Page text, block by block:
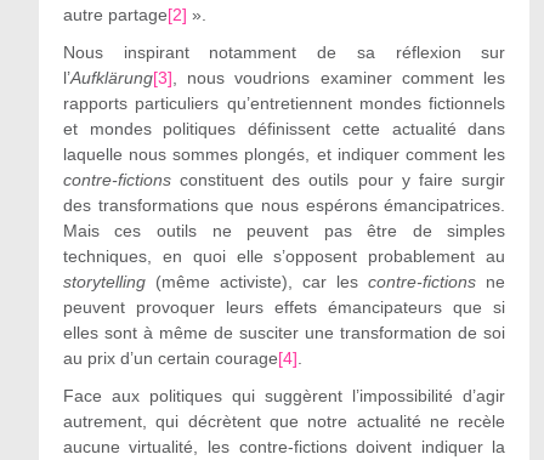
autre partage[2] ».
Nous inspirant notamment de sa réflexion sur
l’Aufklärung[3] , nous voudrions examiner comment les
rapports particuliers qu’entretiennent mondes fictionnels
et mondes politiques définissent cette actualité dans
laquelle nous sommes plongés, et indiquer comment les
contre-fictionsconstituent des outils pour y faire surgir
des transformations que nous espérons émancipatrices.
Mais ces outils ne peuvent pas être de simples
techniques, en quoi elle s’opposent probablement au
storytelling(même activiste), car lescontre-fictions ne
peuvent provoquer leurs effets émancipateurs que si
elles sont à même de susciter une transformation de soi
au prix d’un certain courage[4]
Face aux politiques qui suggèrent l’impossibilité d’agir
autrement, qui décrètent que notre actualité ne recèle
aucune virtualité, les contre-fictions doivent indiquer la